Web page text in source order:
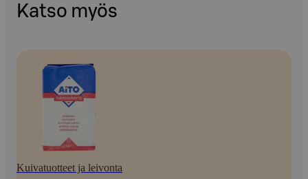
Katso myös
Kuivatuotteet ja leivonta